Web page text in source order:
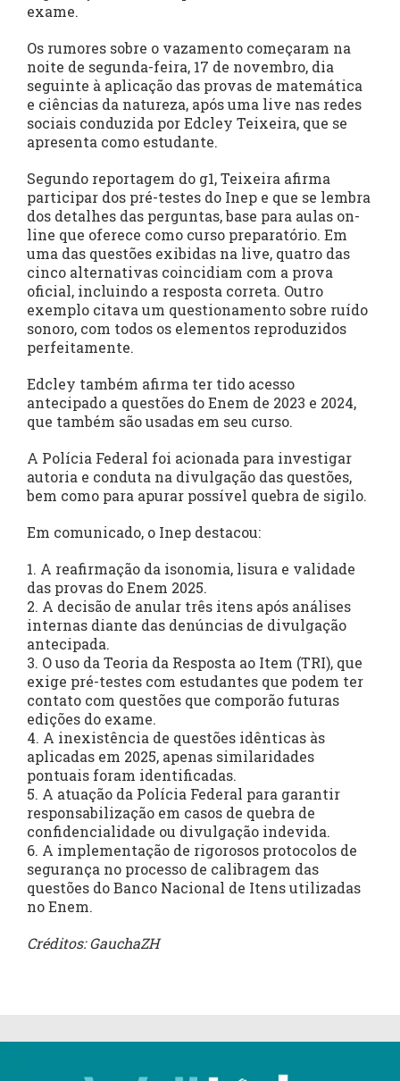
exame.
Os rumores sobre o vazamento começaram na
noite de segunda-feira, 17 de novembro, dia
seguinte à aplicação das provas de matemática
e ciências da natureza, após uma live nas redes
sociais conduzida por Edcley Teixeira, que se
apresenta como estudante.
Segundo reportagem do g1, Teixeira afirma
participar dos pré-testes do Inep e que se lembra
dos detalhes das perguntas, base para aulas on-
line que oferece como curso preparatório. Em
uma das questões exibidas na live, quatro das
cinco alternativas coincidiam com a prova
oficial, incluindo a resposta correta. Outro
exemplo citava um questionamento sobre ruído
sonoro, com todos os elementos reproduzidos
perfeitamente.
Edcley também afirma ter tido acesso
antecipado a questões do Enem de 2023 e 2024,
que também são usadas em seu curso.
A Polícia Federal foi acionada para investigar
autoria e conduta na divulgação das questões,
bem como para apurar possível quebra de sigilo.
Em comunicado, o Inep destacou:
1. A reafirmação da isonomia, lisura e validade
das provas do Enem 2025.
2. A decisão de anular três itens após análises
internas diante das denúncias de divulgação
antecipada.
3. O uso da Teoria da Resposta ao Item (TRI), que
exige pré-testes com estudantes que podem ter
contato com questões que comporão futuras
edições do exame.
4. A inexistência de questões idênticas às
aplicadas em 2025, apenas similaridades
pontuais foram identificadas.
5. A atuação da Polícia Federal para garantir
responsabilização em casos de quebra de
confidencialidade ou divulgação indevida.
6. A implementação de rigorosos protocolos de
segurança no processo de calibragem das
questões do Banco Nacional de Itens utilizadas
no Enem.
Créditos: GauchaZH